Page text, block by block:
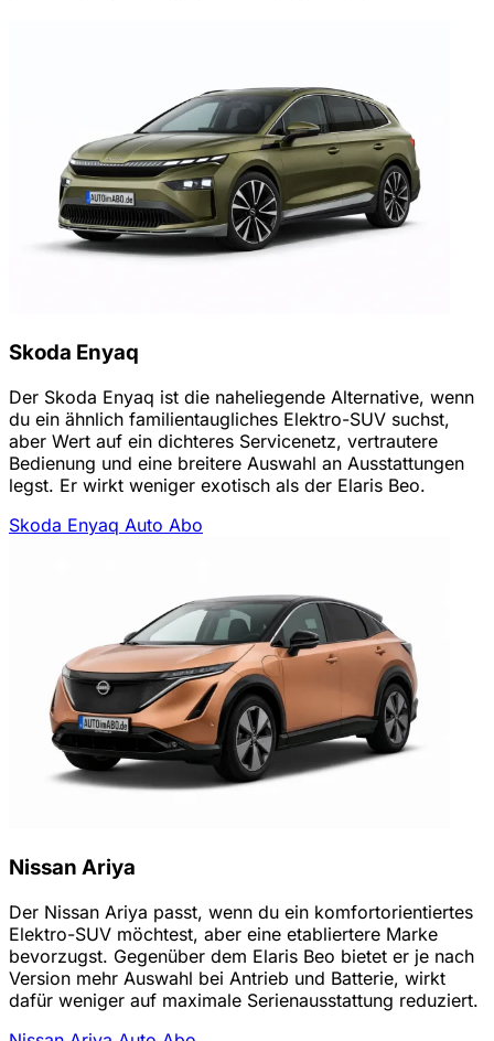
Skoda Enyaq
Der Skoda Enyaq ist die naheliegende Alternative, wenn
du ein ähnlich familientaugliches Elektro-SUV suchst,
aber Wert auf ein dichteres Servicenetz, vertrautere
Bedienung und eine breitere Auswahl an Ausstattungen
legst. Er wirkt weniger exotisch als der Elaris Beo.
Skoda Enyaq Auto Abo
Nissan Ariya
Der Nissan Ariya passt, wenn du ein komfortorientiertes
Elektro-SUV möchtest, aber eine etabliertere Marke
bevorzugst. Gegenüber dem Elaris Beo bietet er je nach
Version mehr Auswahl bei Antrieb und Batterie, wirkt
dafür weniger auf maximale Serienausstattung reduziert.